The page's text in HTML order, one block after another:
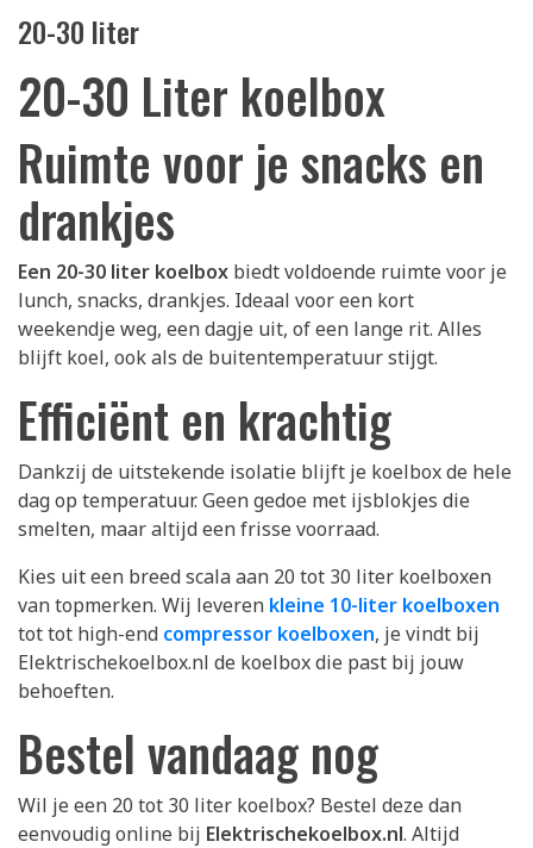
20-30 liter
20-30 Liter koelbox
Ruimte voor je snacks en
drankjes
Een 20-30 liter koelbox biedt voldoende ruimte voor je
lunch, snacks, drankjes. Ideaal voor een kort
weekendje weg, een dagje uit, of een lange rit. Alles
blijft koel, ook als de buitentemperatuur stijgt.
Efficiënt en krachtig
Dankzij de uitstekende isolatie blijft je koelbox de hele
dag op temperatuur. Geen gedoe met ijsblokjes die
smelten, maar altijd een frisse voorraad.
Kies uit een breed scala aan 20 tot 30 liter koelboxen
van topmerken. Wij leveren kleine 10-liter koelboxen
tot tot high-end compressor koelboxen, je vindt bij
Elektrischekoelbox.nl de koelbox die past bij jouw
behoeften.
Bestel vandaag nog
Wil je een 20 tot 30 liter koelbox? Bestel deze dan
eenvoudig online bij Elektrischekoelbox.nl. Altijd